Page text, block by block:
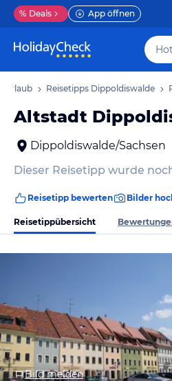
% Deals App öffnen
Urlaub Reisetipps Dippoldiswalde
Altstadt
Dippoldiswalde/Sachsen
Dieser Reisetipp wurde
Reisetipp bewerten Bilder
Reisetippübersicht
Bild melden